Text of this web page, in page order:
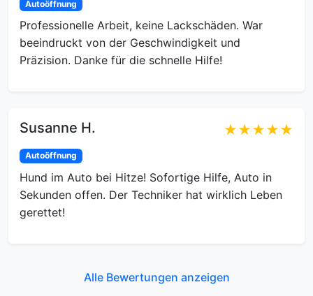
Autoöffnung
Professionelle Arbeit, keine Lackschäden. War
beeindruckt von der Geschwindigkeit und
Präzision. Danke für die schnelle Hilfe!
Susanne H. ★★★★★
Autoöffnung
Hund im Auto bei Hitze! Sofortige Hilfe, Auto in
Sekunden offen. Der Techniker hat wirklich Leben
gerettet!
Alle Bewertungen anzeigen